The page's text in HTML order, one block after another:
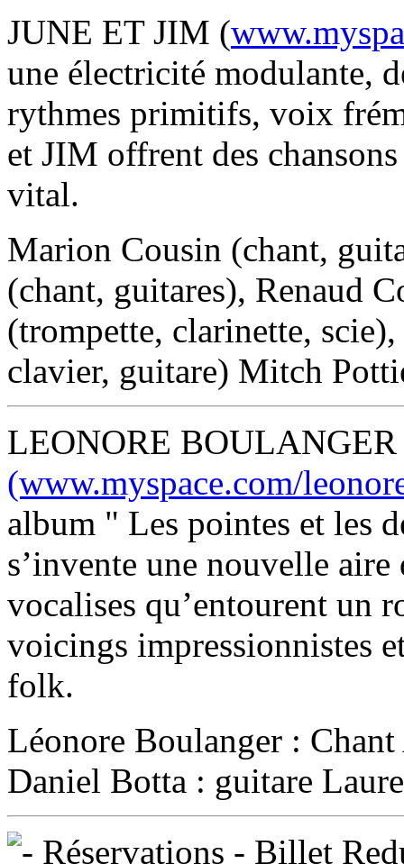
JUNE ET JIM (
une électricité modulante,
rythmes primitifs, voix
et JIM offrent des
vital.
Marion Cousin (chant,
(chant, guitares), Renaud
(trompette, clarinette,
clavier, guitare) Mitch
LEONORE BOULANGER
(www.myspace.com/
album " Les pointes et les
s’invente une nouvelle aire
vocalises qu’entourent un
voicings impressionnistes
folk.
Léonore Boulanger :
Daniel Botta : guitare
Réservations - Billet